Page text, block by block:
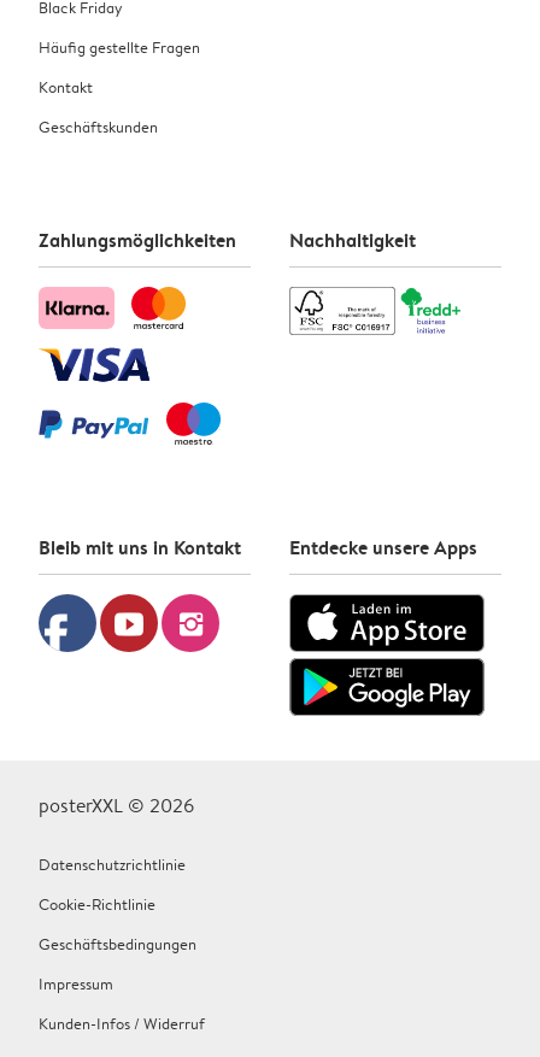
Black Friday
Häufig gestellte Fragen
Kontakt
Geschäftskunden
Zahlungsmöglichkeiten Nachhaltigkeit
Bleib mit uns in Kontakt
facebook youtube instagram
Entdecke unsere Apps
posterXXL © 2026
Datenschutzrichtlinie
Cookie-Richtlinie
Geschäftsbedingungen
Impressum
Kunden-Infos / Widerruf